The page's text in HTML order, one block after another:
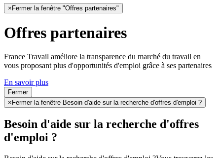
×Fermer la fenêtre "Offres partenaires"
Offres partenaires
France Travail améliore la transparence du marché du travail en
vous proposant plus d'opportunités d'emploi grâce à ses partenaires
En savoir plus
Fermer
× Fermer la fenêtre Besoin d'aide sur la recherche d'offres d'emploi ?
Besoin d'aide sur la recherche d'offres
d'emploi ?